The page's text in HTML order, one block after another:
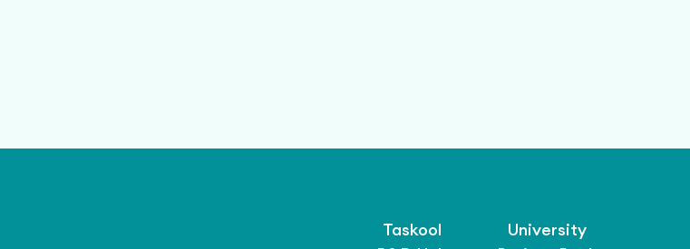
Taskool
University